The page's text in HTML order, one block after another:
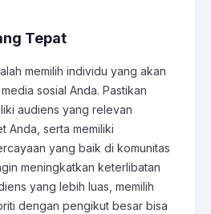
Tepat
memilih individu yang akan
sosial Anda. Pastikan
audiens yang relevan
Anda, serta memiliki
yang baik di komunitas
meningkatkan keterlibatan
yang lebih luas, memilih
dengan pengikut besar bisa